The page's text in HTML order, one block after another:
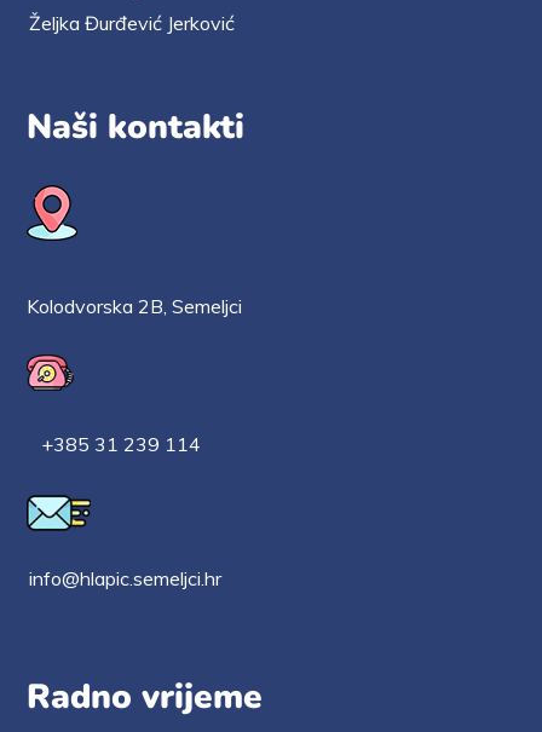
Željka Đurđević Jerković
Naši kontakti
Kolodvorska 2B, Semeljci
+385 31 239 114
info@hlapic.semeljci.hr
Radno vrijeme